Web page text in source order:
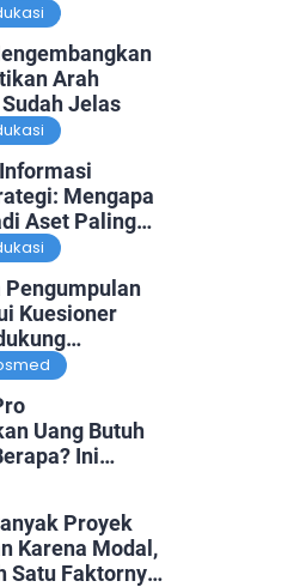
Arah
Jelas
Mengapa
Aset Paling
Digital
Pengumpulan
Kuesioner
Pengambilan
Uang Butuh
Ini
Proyek
Karena Modal,
Satu Faktornya